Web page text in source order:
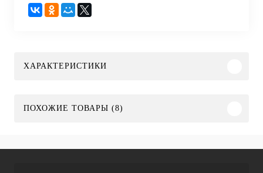
ХАРАКТЕРИСТИКИ
ПОХОЖИЕ ТОВАРЫ (8)